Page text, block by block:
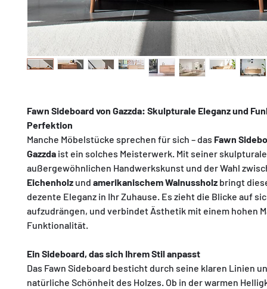
Fawn Sideboard von Gazzda: Skulpturale Eleganz und
Perfektion
Manche Möbelstücke sprechen für sich – das Fawn
Gazzda ist ein solches Meisterwerk. Mit seiner
außergewöhnlichen Handwerkskunst und der Wahl
Eichenholz und amerikanischem Walnussholz bringt
dezente Eleganz in Ihr Zuhause. Es zieht die Blicke auf
aufzudrängen, und verbindet Ästhetik mit einem hohen
Funktionalität.
Ein Sideboard, das sich Ihrem Stil anpasst
Das Fawn Sideboard besticht durch seine klaren Linien
natürliche Schönheit des Holzes. Ob in der warmen